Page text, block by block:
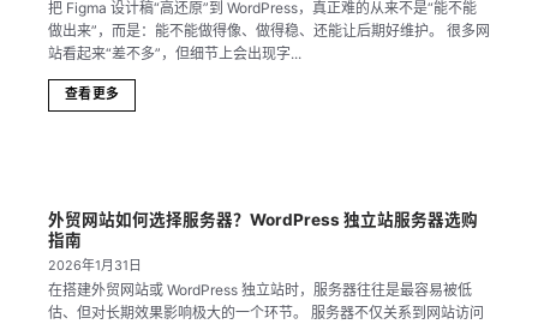
把 Figma 设计稿“高还原”到 WordPress，真正难的从来不是“能不能
做出来”，而是：能不能做得像、做得稳、还能让后期好维护。 很多网
站看起来“差不多”，但细节上会出现字...
查看更多
外贸网站如何选择服务器？WordPress 独立站服务器选购
指南
2026年1月31日
在搭建外贸网站或 WordPress 独立站时，服务器往往是最容易被低
估、但对长期效果影响极大的一个环节。 服务器不仅关系到网站访问